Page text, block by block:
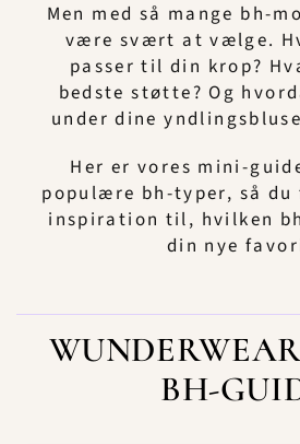
Men med så mange bh-
være svært at vælge.
passer til din krop?
bedste støtte? Og
under dine
Her er vores mini-
populære bh-typer, så
inspiration til, hvilken
din nye
BH-